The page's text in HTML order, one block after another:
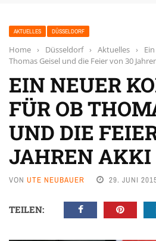
AKTUELLES DÜSSELDORF
Home › Düsseldorf › Aktuelles ›
Thomas Geisel und die Feier von 30
EIN NEUER
FÜR OB
UND DIE
JAHREN AKKI
VON UTE NEUBAUER 29. JUNI
TEILEN: